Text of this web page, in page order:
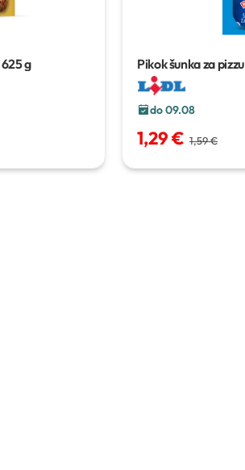
625 g Pikok šunka za pizzu
do 09.08
1,29 € 1,59 €